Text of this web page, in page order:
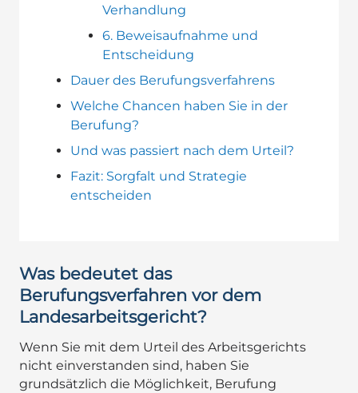
Verhandlung
6. Beweisaufnahme und
Entscheidung
Dauer des Berufungsverfahrens
Welche Chancen haben Sie in der
Berufung?
Und was passiert nach dem Urteil?
Fazit: Sorgfalt und Strategie
entscheiden
Was bedeutet das
Berufungsverfahren vor dem
Landesarbeitsgericht?
Wenn Sie mit dem Urteil des Arbeitsgerichts
nicht einverstanden sind, haben Sie
grundsätzlich die Möglichkeit, Berufung